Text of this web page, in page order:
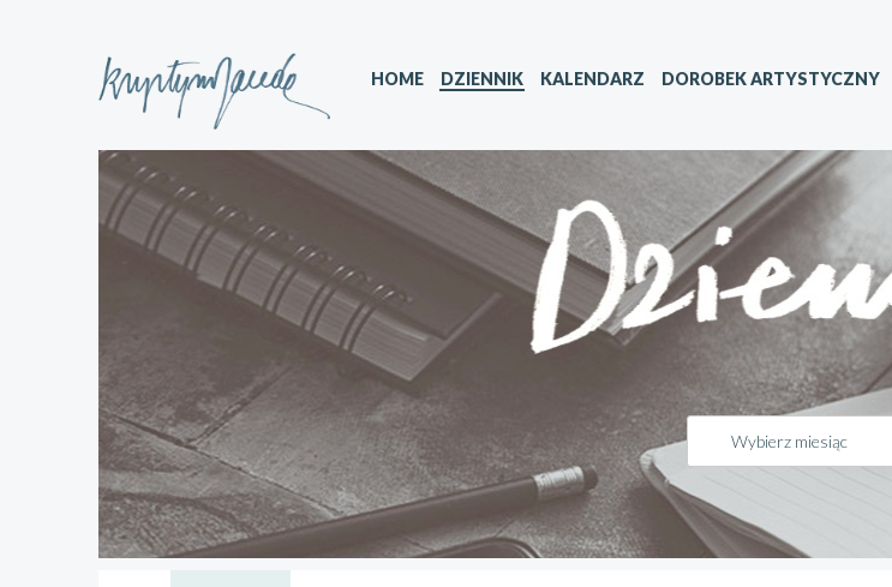
HOME DZIENNIK KALENDARZ DOROBEK ARTYSTYCZNY
Wybierz miesiąc